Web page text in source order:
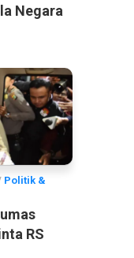
Negara
Politik &
RS